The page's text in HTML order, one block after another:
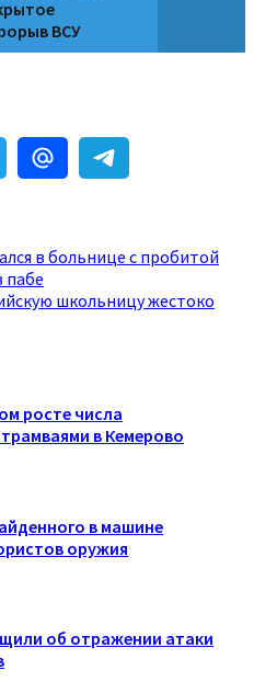
ВСУ
в больнице с пробитой
пабе
школьницу жестоко
росте числа
в Кемерово
в машине
оружия
об отражении атаки